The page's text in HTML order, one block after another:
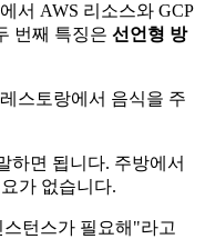
서 AWS 리소스와 GCP
번째 특징은 선언형 방
스토랑에서 음식을 주
하면 됩니다. 주방에서
가 없습니다.
스턴스가 필요해"라고